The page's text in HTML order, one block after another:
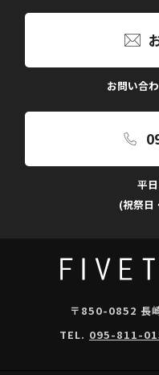
お問い合
平
(祝祭日
〒850-0852 長
TEL. 095-811-